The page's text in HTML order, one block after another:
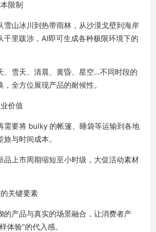
限制
雪山冰川到热带雨林，从沙漠戈壁到海岸
里跋涉，AI即可生成各种极限环境下的
、雪天、清晨、黄昏、星空...不同时段的
全方位展现产品的耐候性。
价值
需要将 bulky 的帐篷、睡袋等运输到各地
与时间成本。
品上市周期缩短至小时级，大促活动素材
关键要素
的产品与真实的场景融合，让消费者产
体验"的代入感。